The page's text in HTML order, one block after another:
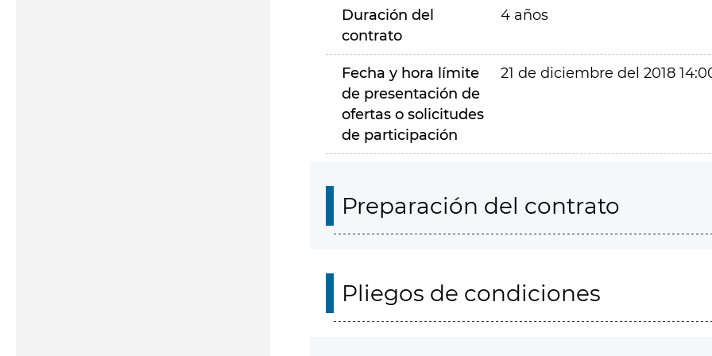
Duración del
contrato
4 años
Fecha y hora límite
de presentación de
ofertas o solicitudes
de participación
21 de diciembre del 2018
Preparación del contrato
Pliegos de condiciones